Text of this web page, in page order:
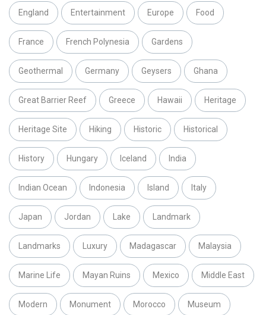
England Entertainment Europe Food
France French Polynesia Gardens
Geothermal Germany Geysers Ghana
Great Barrier Reef Greece Hawaii Heritage
Heritage Site Hiking Historic Historical
History Hungary Iceland India
Indian Ocean Indonesia Island Italy
Japan Jordan Lake Landmark
Landmarks Luxury Madagascar Malaysia
Marine Life Mayan Ruins Mexico Middle East
Modern Monument Morocco Museum